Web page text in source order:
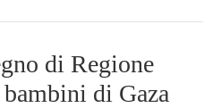
di Regione
di Gaza